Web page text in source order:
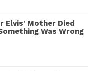
Elvis' Mother Died
Was Wrong